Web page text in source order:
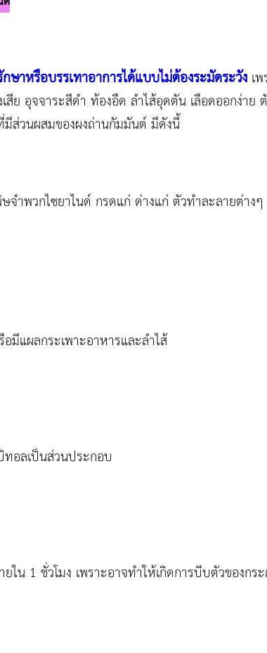
ษาหรือบรรเทาอาการได้แบบไม่ต้องระมัดระวังเ
สีย อุจจาระสีดำ ท้องอืด ลำไส้อุดตัน เลือดออกง่าย
มีส่วนผสมของผงถ่านกัมมันต์ มีดังนี้
ำพวกไซยาไนด์ กรดแก่ ด่างแก่ ตัวทำละลายต่างๆ
แผลกระเพาะอาหารและลำไส้
อลเป็นส่วนประกอบ
ใน 1 ชั่วโมง เพราะอาจทำให้เกิดการบีบตัวของกร